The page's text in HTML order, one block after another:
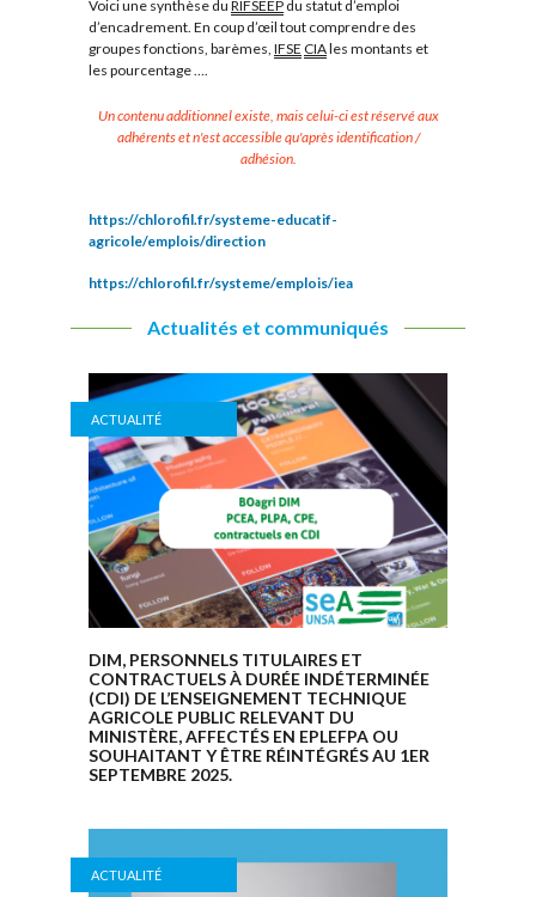
Voici une synthèse du RIFSEEP du statut d’emploi
d’encadrement. En coup d’œil tout comprendre des
groupes fonctions, barèmes, IFSE CIAles montants et
les pourcentage ….
Un contenu additionnel existe, mais celui-ci est réservé aux
adhérents et n'est accessible qu'après identification /
adhésion.
https://chlorofil.fr/systeme-educatif-
agricole/emplois/direction
https://chlorofil.fr/systeme/emplois/iea
Actualités et communiqués
ACTUALITÉ
DIM, PERSONNELS TITULAIRES ET
CONTRACTUELS À DURÉE INDÉTERMINÉE
(CDI) DE L’ENSEIGNEMENT TECHNIQUE
AGRICOLE PUBLIC RELEVANT DU
MINISTÈRE, AFFECTÉS EN EPLEFPA OU
SOUHAITANT Y ÊTRE RÉINTÉGRÉS AU 1ER
SEPTEMBRE 2025.
ACTUALITÉ